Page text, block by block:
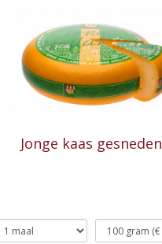
Jonge kaas gesneden